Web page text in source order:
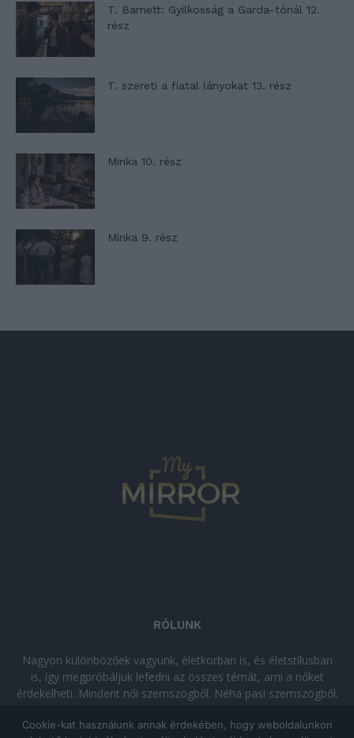
T. Barnett: Gyilkosság a Garda-tónál 12.
rész
T. szereti a fiatal lányokat 13. rész
Minka 10. rész
Minka 9. rész
RÓLUNK
Nagyon különbözőek vagyunk, életkorban is, és életstílusban
is, így megpróbáljuk lefedni az összes témát, ami a nőket
érdekelheti. Mindent női szemszögből. Néha pasi szemszögből.
kikapcsolódásra vágysz!
Cookie-kat használunk annak érdekében, hogy weboldalunkon